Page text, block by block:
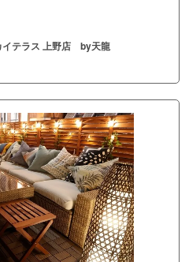
イテラス 上野店 by天龍